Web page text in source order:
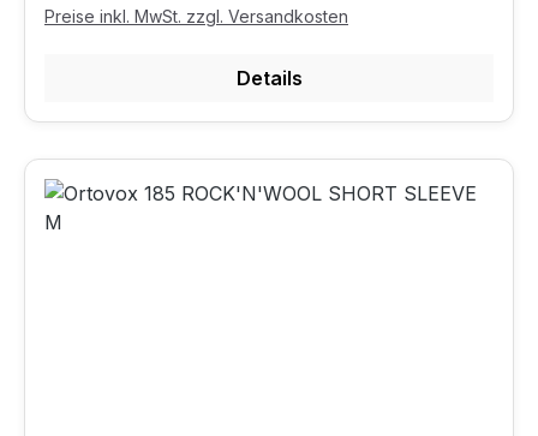
Preise inkl. MwSt. zzgl. Versandkosten
Details